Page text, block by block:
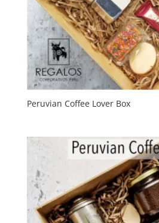
Peruvian Coffee Lover Box